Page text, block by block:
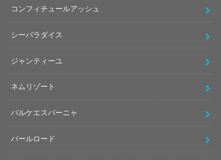
コンフィチュールアッシュ
シーパラダイス
ジャンティーユ
ネムリゾート
パルケエスパーニャ
パールロード